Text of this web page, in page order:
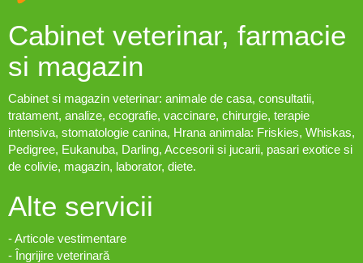
Cabinet veterinar, farmacie
si magazin
Cabinet si magazin veterinar: animale de casa, consultatii,
tratament, analize, ecografie, vaccinare, chirurgie, terapie
intensiva, stomatologie canina, Hrana animala: Friskies, Whiskas,
Pedigree, Eukanuba, Darling, Accesorii si jucarii, pasari exotice si
de colivie, magazin, laborator, diete.
Alte servicii
- Articole vestimentare
- Îngrijire veterinară